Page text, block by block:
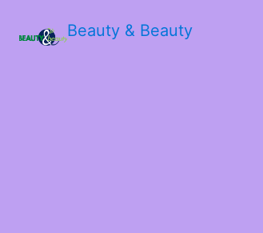
Beauty & Beauty